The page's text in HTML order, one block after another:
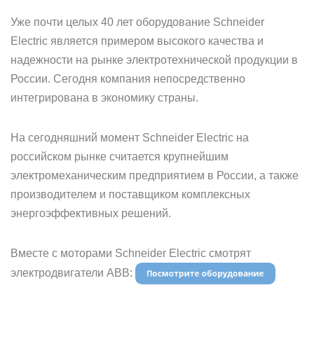
Уже почти целых 40 лет оборудование Schneider
Electric является примером высокого качества и
надежности на рынке электротехнической продукции в
России. Сегодня компания непосредственно
интегрирована в экономику страны.
На сегодняшний момент Schneider Electric на
российском рынке считается крупнейшим
электромеханическим предприятием в России, а также
производителем и поставщиком комплексных
энергоэффективных решений.
Вместе c моторами Schneider Electric смотрят
электродвигатели ABB: